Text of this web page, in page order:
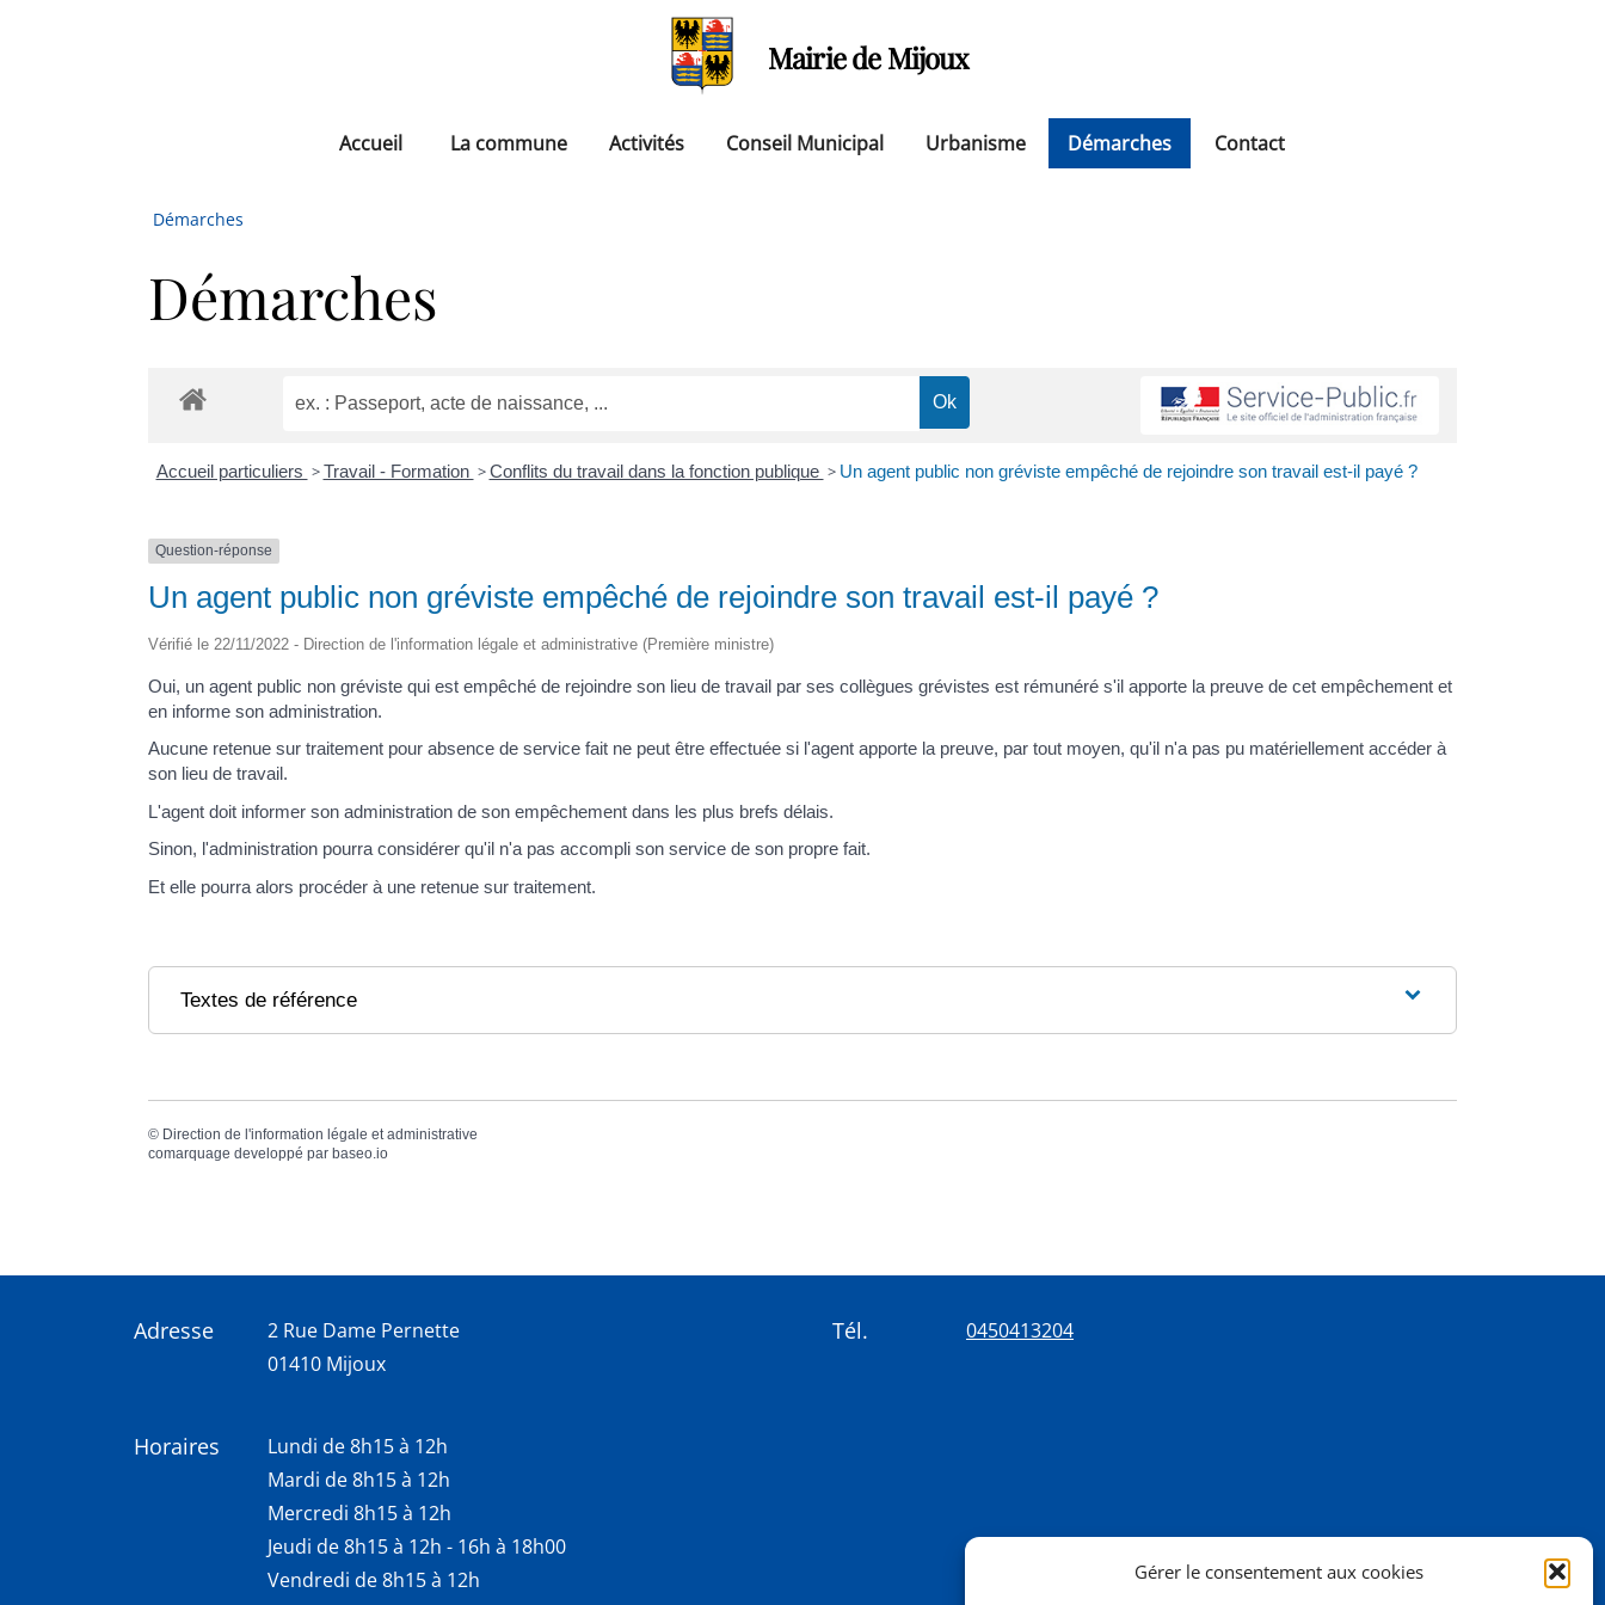
Gérer le consentement aux cookies
Mairie de Mijoux
Accueil La commune Activités Conseil Municipal Urbanisme Démarches Contact
Démarches
Démarches
Accueil particuliers > Travail - Formation > Conflits du travail dans la fonction publique > Un agent public non gréviste empêché de rejoindre son travail est-il payé ?
Question-réponse
Un agent public non gréviste empêché de rejoindre son travail est-il payé ?
Vérifié le 22/11/2022 - Direction de l'information légale et administrative (Première ministre)
Oui, un agent public non gréviste qui est empêché de rejoindre son lieu de travail par ses collègues grévistes est rémunéré s'il apporte la preuve de cet empêchement et
en informe son administration.
Aucune retenue sur traitement pour absence de service fait ne peut être effectuée si l'agent apporte la preuve, par tout moyen, qu'il n'a pas pu matériellement accéder à
son lieu de travail.
L'agent doit informer son administration de son empêchement dans les plus brefs délais.
Sinon, l'administration pourra considérer qu'il n'a pas accompli son service de son propre fait.
Et elle pourra alors procéder à une retenue sur traitement.
Textes de référence
© Direction de l'information légale et administrative
comarquage developpé par baseo.io
Adresse
2 Rue Dame Pernette
01410 Mijoux
Horaires
Lundi de 8h15 à 12h
Mardi de 8h15 à 12h
Mercredi 8h15 à 12h
Jeudi de 8h15 à 12h - 16h à 18h00
Vendredi de 8h15 à 12h
Tél. 0450413204